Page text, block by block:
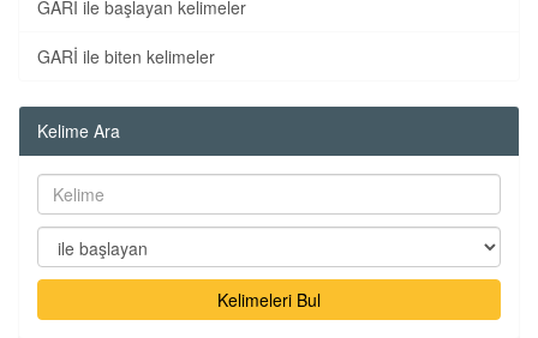
GARİ ile başlayan kelimeler
GARİ ile biten kelimeler
Kelime Ara
Kelimeleri Bul